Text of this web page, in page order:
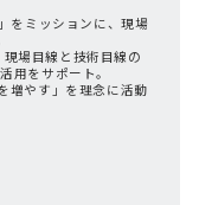
をミッションに、現場
場目線と技術目線の
用をサポート。
増やす」を理念に活動